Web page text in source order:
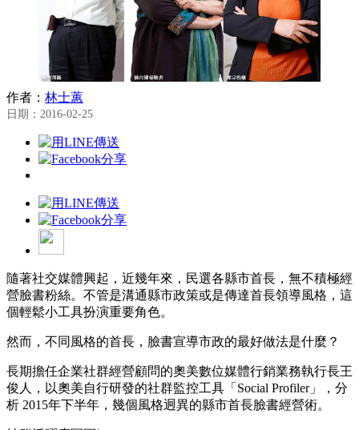
作者： 林士蕙
日期：2016-02-25
隨著社交媒體興起，近幾年來，民選各縣市首長，無不積極經
營臉書粉絲。不管是溝通縣市政策或是傳達首長領導風格，這
個輕鬆小工具扮演重要角色。
然而，不同風格的首長，臉書宣導市政的最好做法是什麼？
長期擔任企業社群經營顧問的奧美數位媒體行銷業務執行長王
俊人，以奧美自行研發的社群監控工具「Social Profiler」，分
析 2015年下半年，幾個風格迥異的縣市首長臉書經營術。